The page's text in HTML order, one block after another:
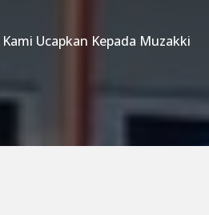
Ucapkan Kepada Muzakki